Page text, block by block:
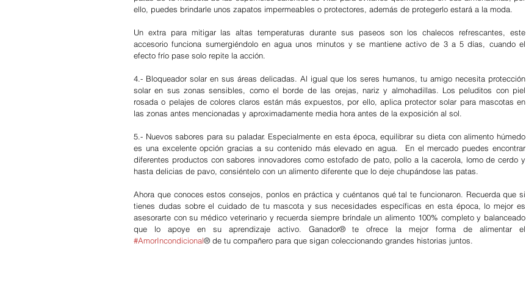
ello, puedes brindarle unos zapatos impermeables o protectores, además de protegerlo estará a la moda.
Un extra para mitigar las altas temperaturas durante sus paseos son los chalecos refrescantes, este
accesorio funciona sumergiéndolo en agua unos minutos y se mantiene activo de 3 a 5 días, cuando el
efecto frío pase solo repite la acción.
4.- Bloqueador solar en sus áreas delicadas. Al igual que los seres humanos, tu amigo necesita protección
solar en sus zonas sensibles, como el borde de las orejas, nariz y almohadillas. Los peluditos con piel
rosada o pelajes de colores claros están más expuestos, por ello, aplica protector solar para mascotas en
las zonas antes mencionadas y aproximadamente media hora antes de la exposición al sol.
5.- Nuevos sabores para su paladar. Especialmente en esta época, equilibrar su dieta con alimento húmedo
es una excelente opción gracias a su contenido más elevado en agua.  En el mercado puedes encontrar
diferentes productos con sabores innovadores como estofado de pato, pollo a la cacerola, lomo de cerdo y
hasta delicias de pavo, consiéntelo con un alimento diferente que lo deje chupándose las patas.
Ahora que conoces estos consejos, ponlos en práctica y cuéntanos qué tal te funcionaron. Recuerda que si
tienes dudas sobre el cuidado de tu mascota y sus necesidades específicas en esta época, lo mejor es
asesorarte con su médico veterinario y recuerda siempre bríndale un alimento 100% completo y balanceado
#AmorIncondicional® de tu compañero para que sigan coleccionando grandes historias juntos.